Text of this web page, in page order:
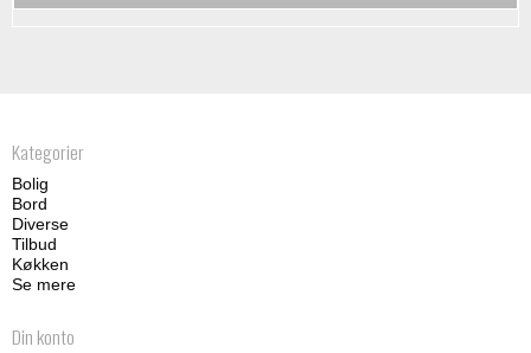
Kategorier
Bolig
Bord
Diverse
Tilbud
Køkken
Se mere
Din konto